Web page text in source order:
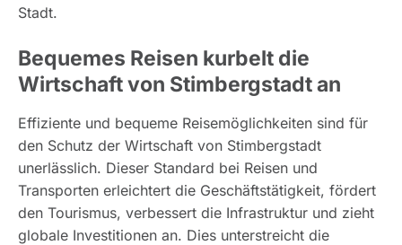
Stadt.
Bequemes Reisen kurbelt die
Wirtschaft von Stimbergstadt an
Effiziente und bequeme Reisemöglichkeiten sind für
den Schutz der Wirtschaft von Stimbergstadt
unerlässlich. Dieser Standard bei Reisen und
Transporten erleichtert die Geschäftstätigkeit, fördert
den Tourismus, verbessert die Infrastruktur und zieht
globale Investitionen an. Dies unterstreicht die